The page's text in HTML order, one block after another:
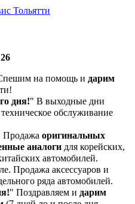
Тольятти
26
на помощь и дарим
дня!" В выходные дни
обслуживание
Продажа оригинальных
аналоги для корейских,
автомобилей.
Продажа аксессуаров и
ряда автомобилей.
" Поздравляем и дарим